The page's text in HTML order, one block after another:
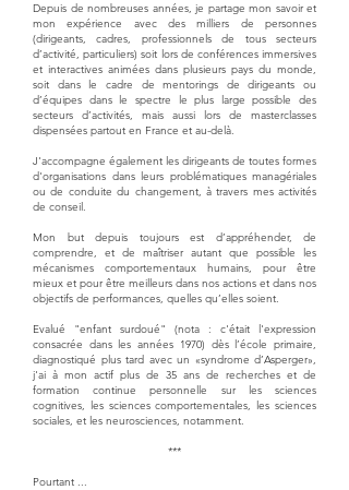
Depuis de nombreuses années, je partage mon savoir et
mon expérience avec des milliers de personnes
(dirigeants, cadres, professionnels de tous secteurs
d’activité, particuliers) soit lors de conférences immersives
et interactives animées dans plusieurs pays du monde,
soit dans le cadre de mentorings de dirigeants ou
d’équipes dans le spectre le plus large possible des
secteurs d’activités, mais aussi lors de masterclasses
dispensées partout en France et au-delà.
J'accompagne également les dirigeants de toutes formes
d'organisations dans leurs problématiques managériales
ou de conduite du changement, à travers mes activités
de conseil.
Mon but depuis toujours est d’appréhender, de
comprendre, et de maîtriser autant que possible les
mécanismes comportementaux humains, pour être
mieux et pour être meilleurs dans nos actions et dans nos
objectifs de performances, quelles qu’elles soient.
Evalué "enfant surdoué" (nota : c'était l'expression
consacrée dans les années 1970) dès l’école primaire,
diagnostiqué plus tard avec un «syndrome d’Asperger»,
j'ai à mon actif plus de 35 ans de recherches et de
formation continue personnelle sur les sciences
cognitives, les sciences comportementales, les sciences
sociales, et les neurosciences, notamment.
***
Pourtant ...